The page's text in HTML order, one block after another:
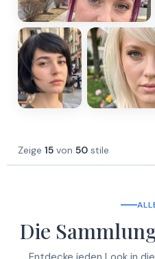
Zeige 15 von 50 stile
Die